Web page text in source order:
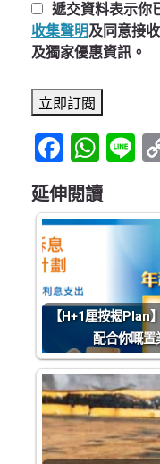
遞交資料表示你
收集聲明及同意接
及獨家優惠資訊。
延伸閱讀
【H+1厘按揭Plan
配合你嘅